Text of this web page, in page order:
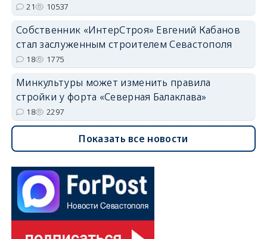
21 10537
Собственник «ИнтерСтроя» Евгений Кабанов
стал заслуженным строителем Севастополя
18 1775
Минкультуры может изменить правила
стройки у форта «Северная Балаклава»
18 2297
Показать все новости